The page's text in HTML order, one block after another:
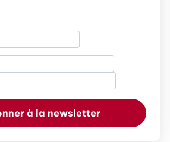
à la newsletter